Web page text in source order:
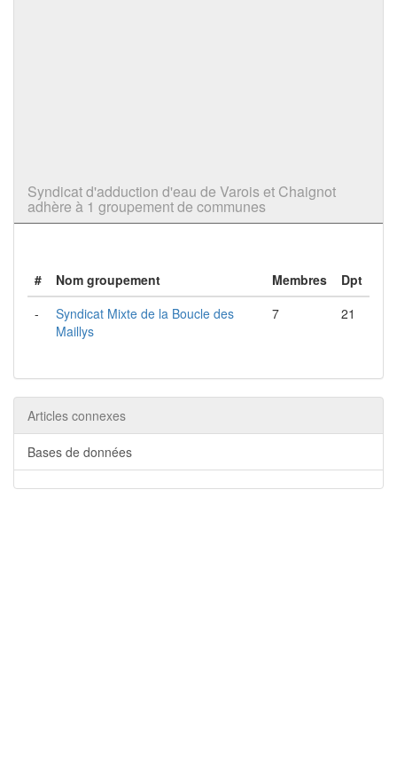
Syndicat d'adduction d'eau de Varois et Chaignot
adhère à 1 groupement de communes
# Nom groupement Membres
Dpt
-
Syndicat Mixte de la Boucle des
Maillys
7 21
Articles connexes
Bases de données